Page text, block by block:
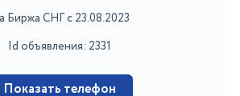
Биржа СНГ с 23.08.2023
Id объявления: 2331
Показать телефон